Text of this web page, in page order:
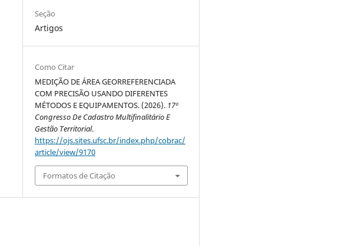
Seção
Artigos
Como Citar
MEDIÇÃO DE ÁREA GEORREFERENCIADA
COM PRECISÃO USANDO DIFERENTES
MÉTODOS E EQUIPAMENTOS. (2026). 17º
Congresso De Cadastro Multifinalitário E
Gestão Territorial.
https://ojs.sites.ufsc.br/index.php/cobrac/
article/view/9170
Formatos de Citação